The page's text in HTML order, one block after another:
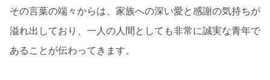
その言葉の端々からは、家族への深い愛と感謝の気持ちが
溢れ出しており、一人の人間としても非常に誠実な青年で
あることが伝わってきます。